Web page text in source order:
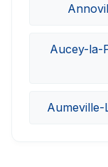
Aucey-la-
Aumeville-